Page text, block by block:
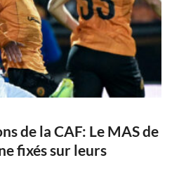
de la CAF: Le MAS de
fixés sur leurs